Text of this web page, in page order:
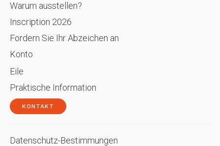
Warum ausstellen?
Inscription 2026
Fordern Sie Ihr Abzeichen an
Konto
Eile
Praktische Information
KONTAKT
Datenschutz-Bestimmungen